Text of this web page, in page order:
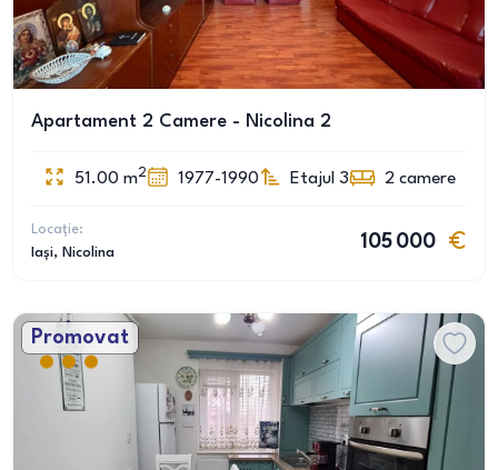
Apartament 2 Camere - Nicolina 2
51.00 m2 1977-1990 Etajul 3 2 camere
Locație:
Iași, Nicolina
105 000
Promovat